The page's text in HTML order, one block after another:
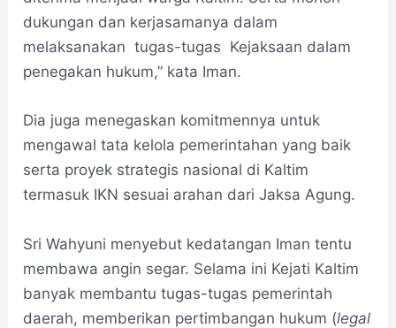
dukungan dan kerjasamanya dalam
melaksanakan tugas-tugas Kejaksaan dalam
penegakan hukum,” kata Iman.
Dia juga menegaskan komitmennya untuk
mengawal tata kelola pemerintahan yang baik
serta proyek strategis nasional di Kaltim
termasuk IKN sesuai arahan dari Jaksa Agung.
Sri Wahyuni menyebut kedatangan Iman tentu
membawa angin segar. Selama ini Kejati Kaltim
banyak membantu tugas-tugas pemerintah
daerah, memberikan pertimbangan hukum (legal